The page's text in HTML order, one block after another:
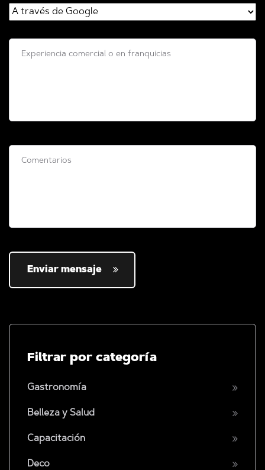
Enviar mensaje
Filtrar por categoría
Gastronomía
Belleza y Salud
Capacitación
Deco